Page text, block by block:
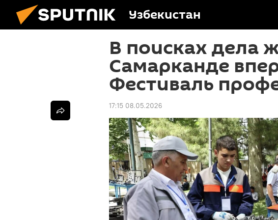
Узбекистан
В поисках дела
Самарканде
Фестиваль
17:15 08.05.2026